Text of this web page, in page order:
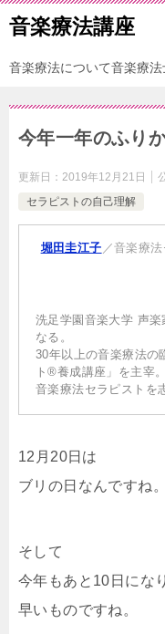
音楽療法講座
音楽療法について音楽療
今年一年のふり
更新日： 2019年12月21日
セラピストの自己理解
堀田圭江子 ／音楽療
洗足学園音楽大学 声
なる。
30年以上の音楽療法の
ト®養成講座」を主宰。
音楽療法セラピストを
12月20日は
ブリの日なんですね。
そして
今年もあと10日にな
早いものですね。